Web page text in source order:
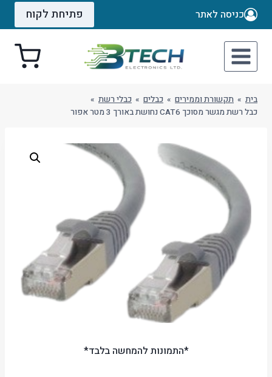
Skip
כניסה לאתר פתיחת לקוח
בית » תקשורת וממירים » כבלים » כבלי רשת »
כבל רשת מגשר מסוכך CAT6 נחושת באורך 3 מטר אפור
*התמונות להמחשה בלבד*